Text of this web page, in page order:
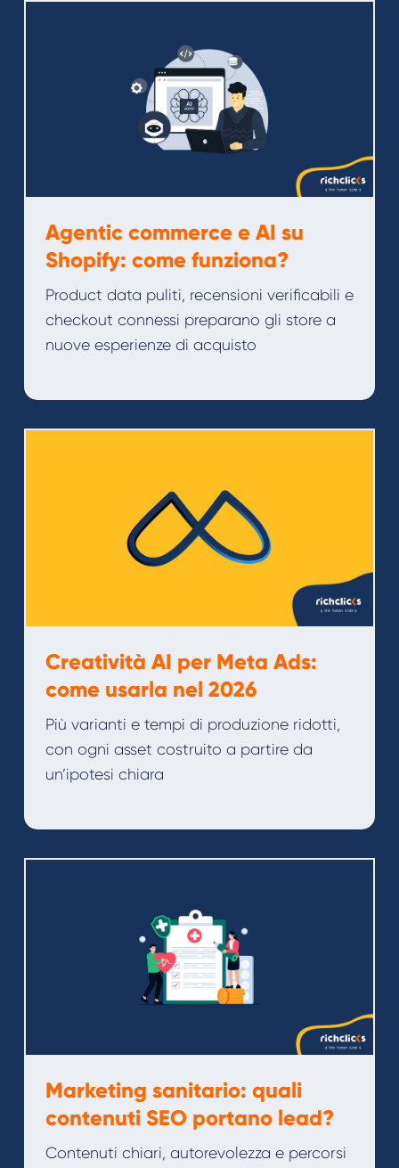
Agentic commerce e AI su
Shopify: come funziona?
Product data puliti, recensioni verificabili e
checkout connessi preparano gli store a
nuove esperienze di acquisto
Creatività AI per Meta Ads:
come usarla nel 2026
Più varianti e tempi di produzione ridotti,
con ogni asset costruito a partire da
un’ipotesi chiara
Marketing sanitario: quali
contenuti SEO portano lead?
Contenuti chiari, autorevolezza e percorsi